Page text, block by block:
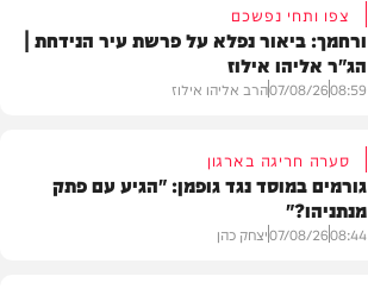
צפו ותחי נפשכם
ורחמך: ביאור נפלא על פרשת עיר הנידחת |
הג"ר אליהו אילוז
08:59
07/08/26הרב אליהו אילוז
סערה חריגה בארגון
גורמים במוסד נגד גופמן: "הגיע עם פתק
מנתניהו?"
08:44
07/08/26יצחק כהן